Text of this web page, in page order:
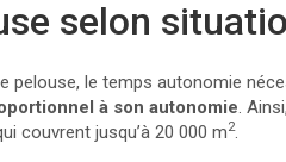
selon
pelouse, le temps autonomie
à son autonomie.
couvrent jusqu’à 20 000 m2.